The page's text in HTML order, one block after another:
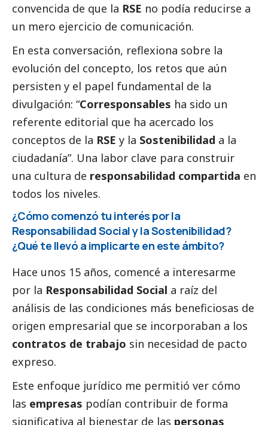
convencida de que la RSE no podía reducirse a
un mero ejercicio de comunicación.
En esta conversación, reflexiona sobre la
evolución del concepto, los retos que aún
persisten y el papel fundamental de la
divulgación: “Corresponsables ha sido un
referente editorial que ha acercado los
conceptos de la RSE y la Sostenibilidad a la
ciudadanía”. Una labor clave para construir
una cultura de responsabilidad compartida en
todos los niveles.
¿Cómo comenzó tu interés por la
ResponsabilidadSocialy la Sostenibilidad?
¿Qué te llevó a implicarte en este ámbito?
Hace unos 15 años, comencé a interesarme
por la Responsabilidad Social a raíz del
análisis de las condiciones más beneficiosas de
origen empresarial que se incorporaban a los
contratos de trabajo sin necesidad de pacto
expreso.
Este enfoque jurídico me permitió ver cómo
las empresas podían contribuir de forma
significativa al bienestar de las personas